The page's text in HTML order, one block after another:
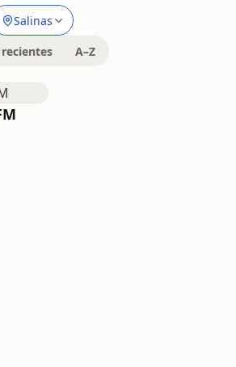
Salinas
recientes A–Z